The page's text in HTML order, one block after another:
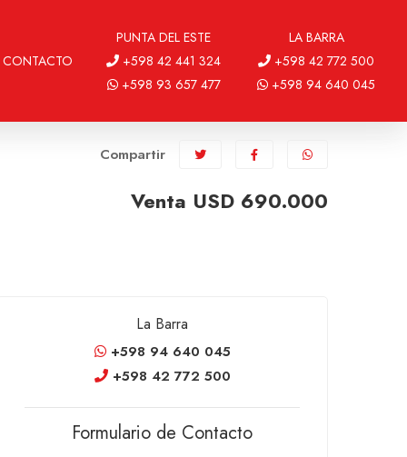
CONTACTO
PUNTA DEL ESTE
+598 42 441 324
+598 93 657 477
LA BARRA
+598 42 772 500
+598 94 640 045
Compartir
Venta USD 690.000
La Barra
+598 94 640 045
+598 42 772 500
Formulario de Contacto